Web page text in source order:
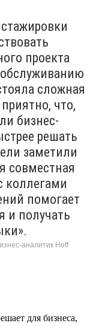
проекта
сложная
что,
бизнес-
решать
заметили
совместная
коллегами
помогает
и получать
аналитик Hoff
для бизнеса,